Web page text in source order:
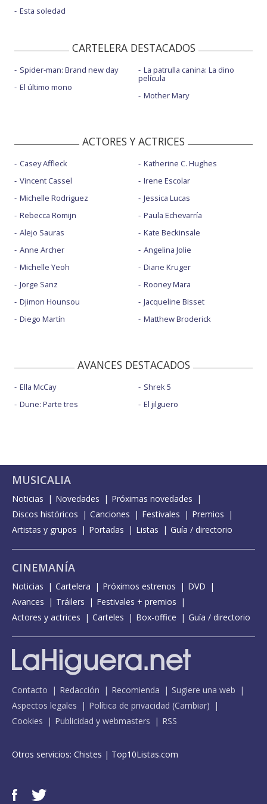
Esta soledad
CARTELERA DESTACADOS
Spider-man: Brand new day
El último mono
La patrulla canina: La dino
película
Mother Mary
ACTORES Y ACTRICES
Casey Affleck
Vincent Cassel
Michelle Rodriguez
Rebecca Romijn
Alejo Sauras
Anne Archer
Michelle Yeoh
Jorge Sanz
Djimon Hounsou
Diego Martín
Katherine C. Hughes
Irene Escolar
Jessica Lucas
Paula Echevarría
Kate Beckinsale
Angelina Jolie
Diane Kruger
Rooney Mara
Jacqueline Bisset
Matthew Broderick
AVANCES DESTACADOS
Ella McCay
Dune: Parte tres
Shrek 5
El jilguero
MUSICALIA
Noticias Novedades
Próximas novedades
Discos históricos
Canciones Festivales
Premios
Artistas y grupos
Portadas Listas Guía / directorio
CINEMANÍA
Noticias Cartelera Próximos estrenos
DVD
Avances
Tráilers
Festivales + premios
Actores y actrices
Carteles Box-office Guía / directorio
Contacto Redacción Recomienda
Sugiere una web
Aspectos legales
Política de privacidad (Cambiar)
Cookies
Publicidad y webmasters RSS
Otros servicios: Chistes | Top10Listas.com